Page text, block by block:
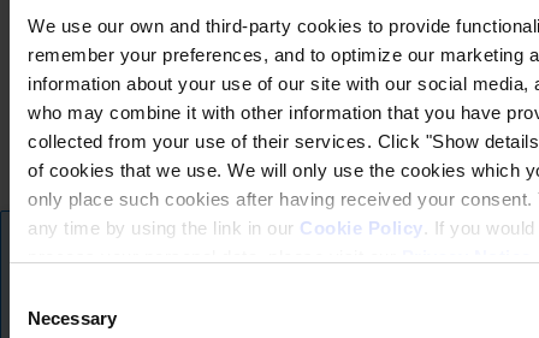
We use our own and third-party cookies to provide
remember your preferences, and to optimize our marketing
information about your use of our site with our social
who may combine it with other information that you have
collected from your use of their services. Click "Show
of cookies that we use. We will only use the cookies which
only place such cookies after having received your
any time by using the link in our Cookie Policy. If you
Selection
Necessary
Aviso de Privacidade
Declaração legal
Condições Gerais de Venda, Entrega e Assistência
Aviso de Cookies
Informação à comunidade SEVESO
Politica de Prevenção de Acidentes Graves
Copyright © August 2025, Hempel A/S
algumas traduções podem não captar totalmente o significado original.
Tudo